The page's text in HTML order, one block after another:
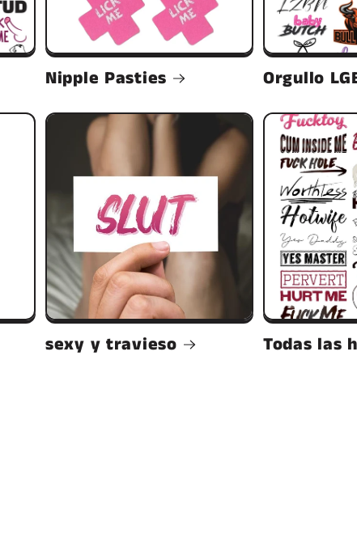
Nipple Pasties Orgullo
sexy y travieso Todas las